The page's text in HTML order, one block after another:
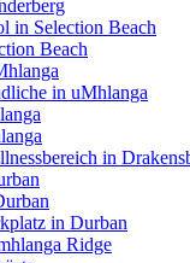
in Selection Beach
Beach
in uMhlanga
in
in Durban
Ridge